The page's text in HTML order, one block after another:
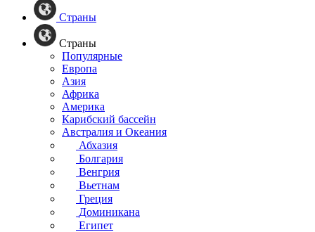
Страны
Страны
Популярные
Европа
Азия
Африка
Америка
Карибский бассейн
Австралия и Океания
Абхазия
Болгария
Венгрия
Вьетнам
Греция
Доминикана
Египет